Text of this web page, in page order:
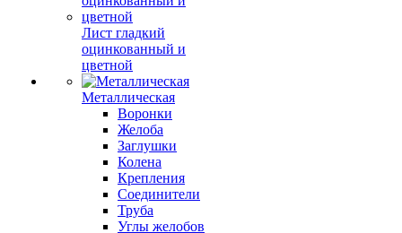
Лист гладкий
оцинкованный и
цветной
Металлическая
Воронки
Желоба
Заглушки
Колена
Крепления
Соединители
Труба
Углы желобов